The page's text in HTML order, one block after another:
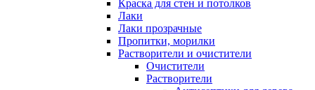
Краска для стен и потолков
Лаки
Лаки прозрачные
Пропитки, морилки
Растворители и очистители
Очистители
Растворители